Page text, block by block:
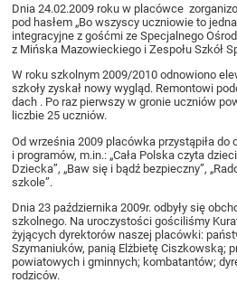
Dnia 24.02.2009 roku w placówce
pod hasłem „Bo wszyscy uczniowie to
integracyjne z gośćmi ze Specjalnego
z Mińska Mazowieckiego i Zespołu Szkół
W roku szkolnym 2009/2010 odnowiono
szkoły zyskał nowy wygląd. Remontowi
dach . Po raz pierwszy w gronie uczniów
liczbie 25 uczniów.
Od września 2009 placówka przystąpiła do
i programów, m.in.: „Cała Polska czyta
Dziecka”, „Baw się i bądź bezpieczny”,
szkole”.
Dnia 23 października 2009r. odbyły się
szkolnego. Na uroczystości gościliśmy
żyjących dyrektorów naszej placówki:
Szymaniuków, panią Elżbietę Ciszkowską;
powiatowych i gminnych; kombatantów;
rodziców.